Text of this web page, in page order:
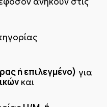
ή επιλεγμένο) για
και